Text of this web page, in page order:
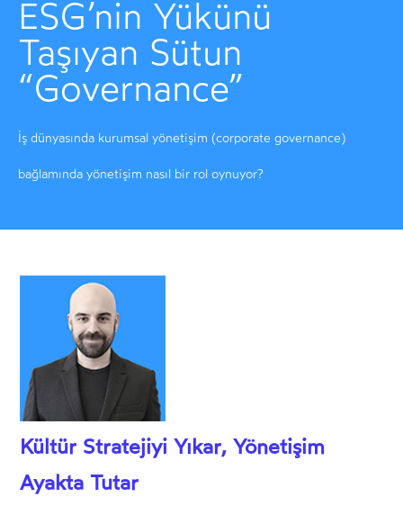
ESG’nin Yükünü
Taşıyan Sütun
“Governance”
İş dünyasında kurumsal yönetişim (corporate governance)
bağlamında yönetişim nasıl bir rol oynuyor?
Kültür Stratejiyi Yıkar, Yönetişim
Ayakta Tutar